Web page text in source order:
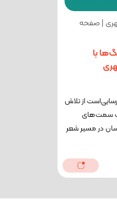
| صفحه
با
از تلاش
سمت‌های
در مسیر شعر